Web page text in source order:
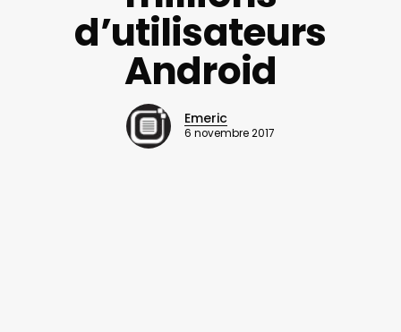
d’utilisateurs
Android
Emeric
6 novembre 2017